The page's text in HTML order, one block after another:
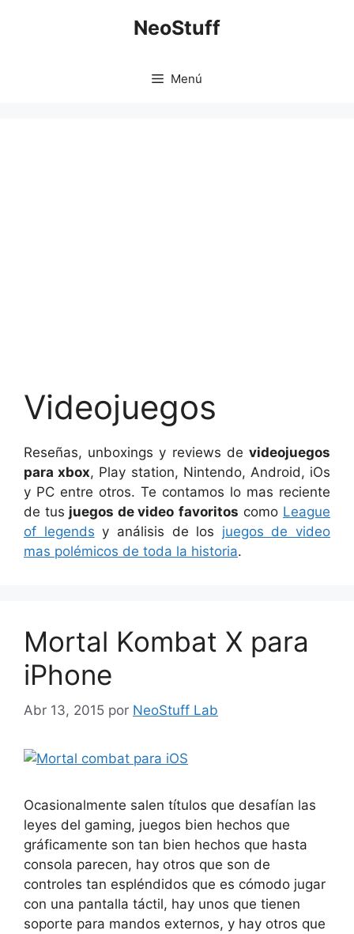
NeoStuff
Menú
Videojuegos
Reseñas, unboxings y reviews de videojuegos
para xbox, Play station, Nintendo, Android, iOs
y PC entre otros. Te contamos lo mas reciente
de tus juegos de video favoritos como League
of legends y análisis de los juegos de video
mas polémicos de toda la historia.
Mortal Kombat X para
iPhone
Abr 13, 2015 por NeoStuff Lab
Ocasionalmente salen títulos que desafían las
leyes del gaming, juegos bien hechos que
gráficamente son tan bien hechos que hasta
consola parecen, hay otros que son de
controles tan espléndidos que es cómodo jugar
con una pantalla táctil, hay unos que tienen
soporte para mandos externos, y hay otros que